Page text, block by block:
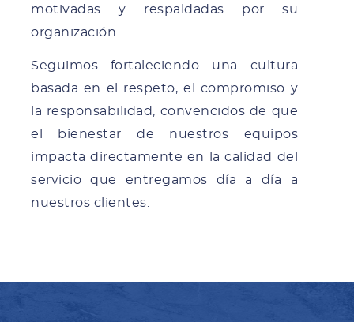
motivadas y respaldadas por su
organización.
Seguimos fortaleciendo una cultura
basada en el respeto, el compromiso y
la responsabilidad, convencidos de que
el bienestar de nuestros equipos
impacta directamente en la calidad del
servicio que entregamos día a día a
nuestros clientes.